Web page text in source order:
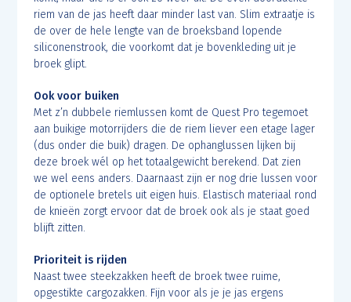
riem van de jas heeft daar minder last van. Slim extraatje is
de over de hele lengte van de broeksband lopende
siliconenstrook, die voorkomt dat je bovenkleding uit je
broek glipt.
Ook voor buiken
Met z’n dubbele riemlussen komt de Quest Pro tegemoet
aan buikige motorrijders die de riem liever een etage lager
(dus onder die buik) dragen. De ophanglussen lijken bij
deze broek wél op het totaalgewicht berekend. Dat zien
we wel eens anders. Daarnaast zijn er nog drie lussen voor
de optionele bretels uit eigen huis. Elastisch materiaal rond
de knieën zorgt ervoor dat de broek ook als je staat goed
blijft zitten.
Prioriteit is rijden
Naast twee steekzakken heeft de broek twee ruime,
opgestikte cargozakken. Fijn voor als je je jas ergens